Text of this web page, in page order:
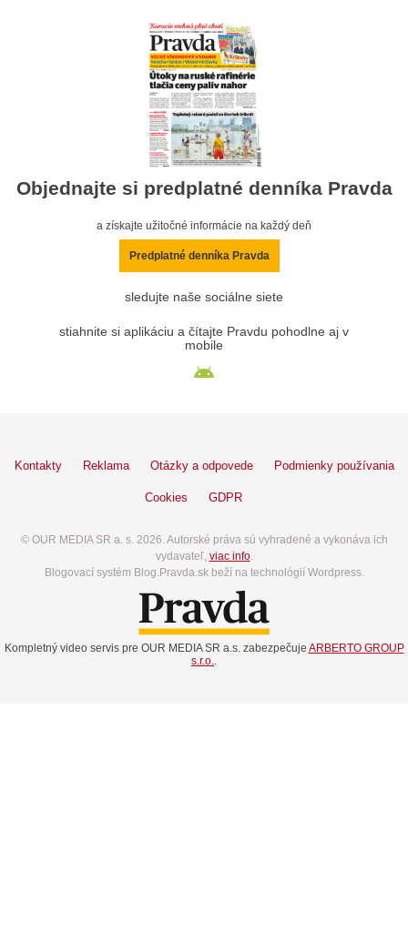
Objednajte si predplatné denníka Pravda
a získajte užitočné informácie na každý deň
Predplatné denníka Pravda
sledujte naše sociálne siete
stiahnite si aplikáciu a čítajte Pravdu pohodlne aj v
mobile
Kontakty Reklama Otázky a odpovede Podmienky používania
Cookies GDPR
© OUR MEDIA SR a. s. 2026. Autorské práva sú vyhradené a vykonáva ich
vydavateľ, viac info.
Blogovací systém Blog.Pravda.sk beží na technológií Wordpress.
Kompletný video servis pre OUR MEDIA SR a.s. zabezpečuje ARBERTO GROUP
s.r.o..